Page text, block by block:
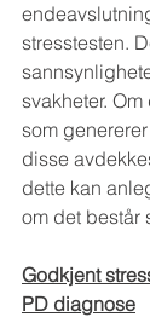
stresstesten.
svakheter.
som
disse
dette kan
om det består
Godkjent
PD diagnose